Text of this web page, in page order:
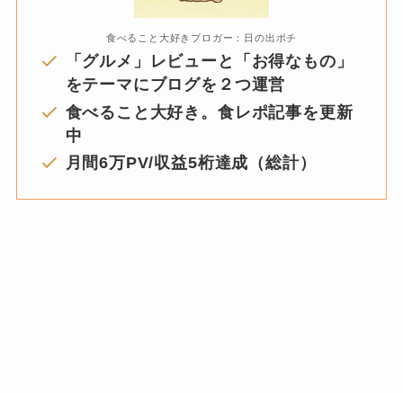
食べること大好きブロガー：日の出ポチ
「グルメ」レビューと「お得なもの」
をテーマにブログを２つ運営
食べること大好き。食レポ記事を更新
中
月間6万PV/収益5桁達成（総計）